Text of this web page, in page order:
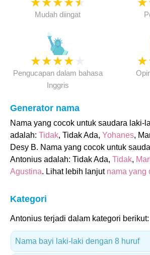
Mudah diingat
★★★★
Pengucapan dalam bahasa
Inggris
★
Generator nama
Nama yang cocok untuk saudara laki-
adalah: Tidak, Tidak Ada, Yohanes,
Desy B. Nama yang cocok untuk
Antonius adalah: Tidak Ada, Tidak,
Agustina. Lihat lebih lanjut nama yang
Kategori
Antonius terjadi dalam kategori berikut:
Nama bayi laki-laki dengan 8 huruf